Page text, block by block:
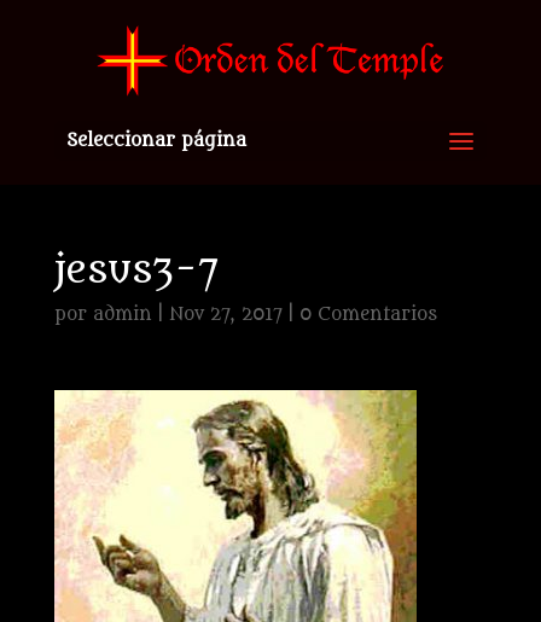
Seleccionar página
jesus3-7
por admin Nov 27, 2017| 0 Comentarios